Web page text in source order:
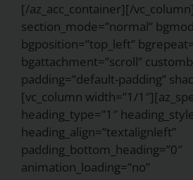
[/az_acc_container][/
section_mode=”normal”
bgposition=”top_left”
bgattachment=”scroll”
padding=”default-padding”
[vc_column width=”1/
heading_type=”1″
heading_align=”textalignleft”
padding_bottom_heading=”0″
animation_loading=”no”